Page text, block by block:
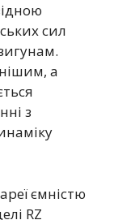
сил
а
з
ємністю
RZ